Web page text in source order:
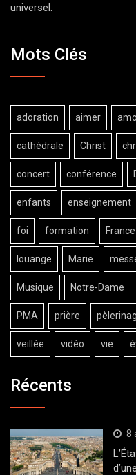
universel.
Mots Clés
adoration aimer
cathédrale Christ
concert conférence
enfants enseignement
foi formation France
louange Marie
Musique Notre-Dame
PMA prière
veillée vidéo vie
Récents
8